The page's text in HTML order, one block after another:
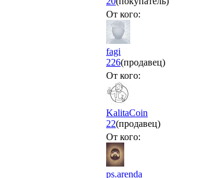
От кого:
fagi
226(продавец)
От кого:
KalitaCoin
22(продавец)
От кого:
ps.arenda